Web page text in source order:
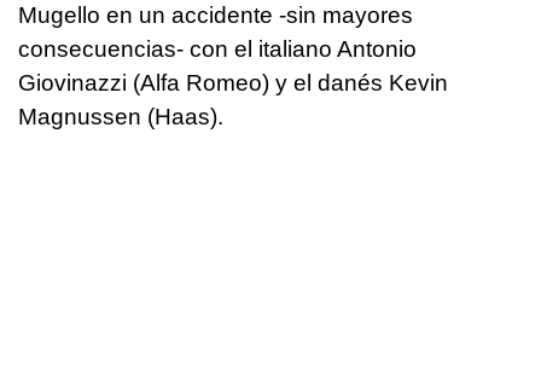
Mugello en un accidente -sin mayores
consecuencias- con el italiano Antonio
Giovinazzi (Alfa Romeo) y el danés Kevin
Magnussen (Haas).